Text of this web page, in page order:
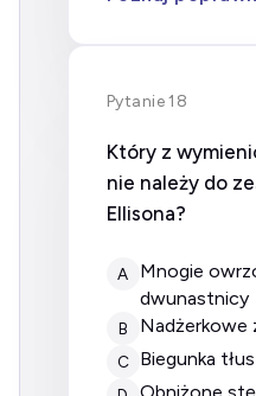
Pytanie 18
Który z
nie należy do
Ellisona?
A
mnogie owrzodzenia żołądka i
dwunastnicy
B nadżerkowe
C biegunka